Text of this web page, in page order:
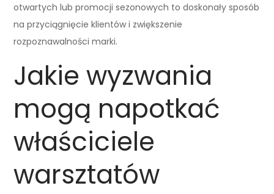
otwartych lub promocji sezonowych to doskonały sposób
na przyciągnięcie klientów i zwiększenie
rozpoznawalności marki.
Jakie wyzwania
mogą napotkać
właściciele
warsztatów